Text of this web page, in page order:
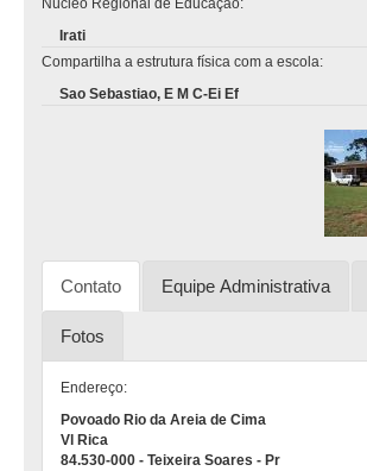
Irati
Compartilha a estrutura física com a escola:
Sao Sebastiao, E M C-Ei Ef
Contato Equipe Administrativa
Fotos
Endereço:
Povoado Rio da Areia de Cima
Vl Rica
84.530-000 - Teixeira Soares - Pr